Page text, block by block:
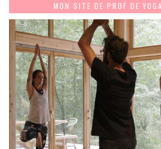
MON SITE DE PROF DE